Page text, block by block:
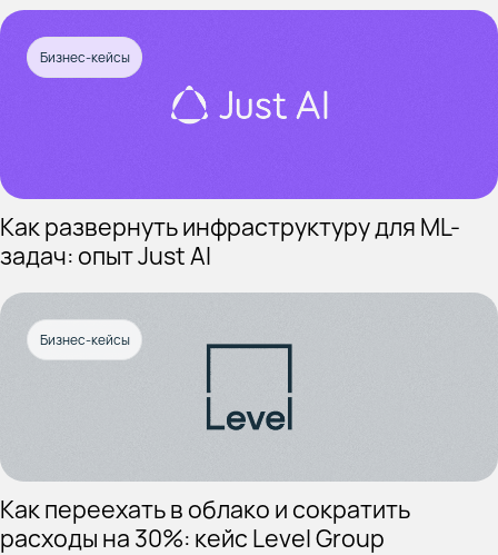
Бизнес-кейсы
Как развернуть инфраструктуру для ML-
задач: опыт Just AI
Бизнес-кейсы
Как переехать в облако и сократить
расходы на 30%: кейс Level Group